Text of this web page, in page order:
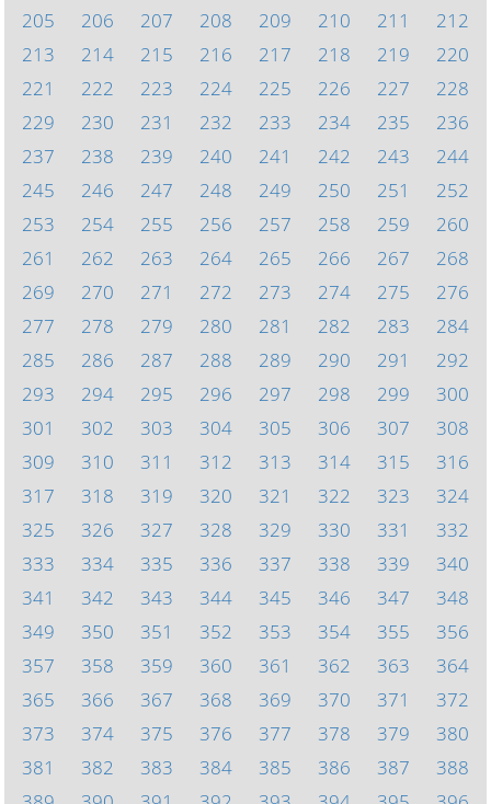
205
206 207 208 209 210 211
212
213
214 215 216 217 218 219
220
221
222 223 224 225 226 227
228
229
230 231 232 233 234 235
236
237
238 239 240 241 242 243
244
245
246 247 248 249 250 251
252
253
254 255 256 257 258 259
260
261
262 263 264 265 266 267
268
269
270 271 272 273 274 275
276
277
278 279 280 281 282 283
284
285
286 287 288 289 290 291
292
293
294 295 296 297 298 299
300
301
302 303 304 305 306 307
308
309
310 311 312 313 314 315
316
317
318 319 320 321 322 323
324
325
326 327 328 329 330 331
332
333
334 335 336 337 338 339
340
341
342 343 344 345 346 347
348
349
350 351 352 353 354 355
356
357
358 359 360 361 362 363
364
365
366 367 368 369 370 371
372
373
374 375 376 377 378 379
380
381
382 383 384 385 386 387
388